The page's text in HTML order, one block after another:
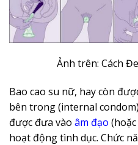
Ảnh trên: Cách
Bao cao su nữ, hay còn
bên trong (internal
được đưa vào âm đạo
hoạt động tình dục. Chức